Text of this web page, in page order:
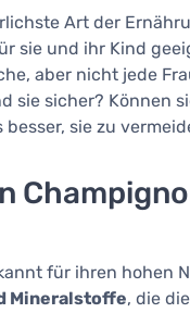
Art der
sie und ihr Kind
aber nicht jede
sie sicher? Können
sie zu
für ihren hohen
Mineralstoffe, die